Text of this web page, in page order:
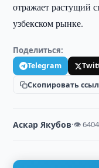
отражает растущий
узбекском рынке.
Поделиться:
Telegram
Скопировать
Аскар Якубов·👁